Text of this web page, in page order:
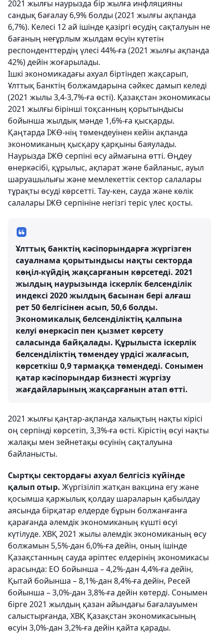
2021 жылғы наурызда бір жылға инфляцияны
сандық бағалау 6,9% болды (2021 жылғы ақпанда
6,7%). Келесі 12 ай ішінде қазіргі өсудің сақталуын не
бағаның неғұрлым жылдам өсуін күтетін
респонденттердің үлесі 44%-ға (2021 жылғы ақпанда
42%) дейін жоғарылады.
Ішкі экономикадағы ахуал біртіндеп жақсарып,
Ұлттық Банктің болжамдарына сәйкес дамып келеді
(2021 жылы 3,4-3,7%-ға өсті). Қазақстан экономикасы
2021 жылғы бірінші тоқсанның қорытындысы
бойынша жылдық мәнде 1,6%-ға қысқарды.
Қаңтарда ІЖӨ-нің төмендеуінен кейін ақпанда
экономиканың қысқару қарқыны баяулады.
Наурызда ІЖӨ серпіні өсу аймағына өтті. Өңдеу
өнеркәсібі, құрылыс, ақпарат және байланыс, ауыл
шаруашылығы және мемлекеттік сектор салалары
тұрақты өсуді көрсетті. Тау-кен, сауда және көлік
салалары ІЖӨ серпініне негізгі теріс үлес қосты.
Ұлттық банктің кәсіпорындарға жүргізген
сауалнама қорытындысы нақты секторда
көңіл-күйдің жақсарғанын көрсетеді. 2021
жылдың наурызында іскерлік белсенділік
индексі 2020 жылдың басынан бері алғаш
рет 50 белгісінен асып, 50,6 болды.
Экономикалық белсенділіктің қалпына
келуі өнеркәсіп пен қызмет көрсету
саласында байқалады. Құрылыста іскерлік
белсенділіктің төмендеу үрдісі жалғасып,
көрсеткіш 0,9 тармаққа төмендеді. Сонымен
қатар кәсіпорындар бизнесті жүргізу
жағдайларының жақсарғанын атап өтті.
2021 жылғы қаңтар-ақпанда халықтың нақты кірісі
оң серпінді көрсетіп, 3,3%-ға өсті. Кірістің өсуі нақты
жалақы мен зейнетақы өсуінің сақталуына
байланысты.
Сыртқы сектордағы ахуал белгісіз күйінде
қалып отыр. Жүргізіліп жатқан вакцина егу және
қосымша қаржылық қолдау шараларын қабылдау
аясында бірқатар елдерде бұрын болжанғанға
қарағанда әлемдік экономиканың күшті өсуі
күтілуде. ХВҚ 2021 жылы әлемдік экономиканың өсу
болжамын 5,5%-дан 6,0%-ға дейін, оның ішінде
Қазақстанның сауда әріптес елдерінің экономикасы
арасында: ЕО бойынша – 4,2%-дан 4,4%-ға дейін,
Қытай бойынша – 8,1%-дан 8,4%-ға дейін, Ресей
бойынша – 3,0%-дан 3,8%-ға дейін көтерді. Сонымен
бірге 2021 жылдың қазан айындағы бағалауымен
салыстырғанда, ХВҚ Қазақстан экономикасының
өсуін 3,0%-дан 3,2%-ға дейін қайта қарады.